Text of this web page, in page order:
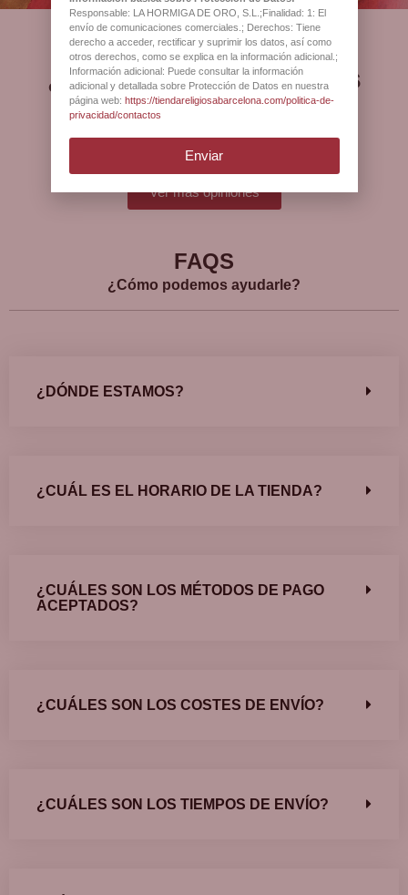
¿Qué opinan nuestros
clientes?
Ver más opiniones
FAQS
¿Cómo podemos ayudarle?
¿DÓNDE ESTAMOS?
¿CUÁL ES EL HORARIO DE LA TIENDA?
¿CUÁLES SON LOS MÉTODOS DE PAGO
ACEPTADOS?
¿CUÁLES SON LOS COSTES DE ENVÍO?
¿CUÁLES SON LOS TIEMPOS DE ENVÍO?
Responsable: LA HORMIGA DE ORO, S.L.;Finalidad: 1: El
envío de comunicaciones comerciales.; Derechos: Tiene
derecho a acceder, rectificar y suprimir los datos, así como
otros derechos, como se explica en la información adicional.;
Información adicional: Puede consultar la información
adicional y detallada sobre Protección de Datos en nuestra
página web: https://tiendareligiosabarcelona.com/politica-de-
privacidad/contactos
Enviar